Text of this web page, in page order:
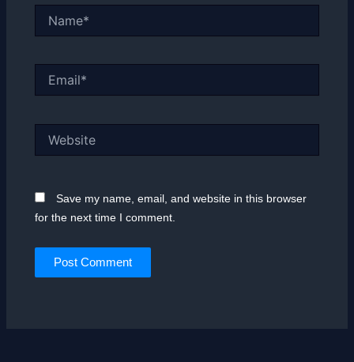
Save my name, email, and website in this browser
for the next time I comment.